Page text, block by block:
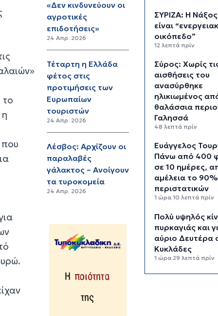
που
«Δεν κινδυνεύουν οι
αγροτικές
επιδοτήσεις»
24 Απρ. 2026
Τέταρτη η Ελλάδα
φέτος στις
προτιμήσεις των
Ευρωπαίων
τουριστών
24 Απρ. 2026
Λέσβος: Αρχίζουν οι
παραλαβές
γάλακτος – Ανοίγουν
τα τυροκομεία
24 Απρ. 2026
ΣΥΡΙΖΑ: Η
είναι
οικόπεδο”
12 λεπτά πρίν
Σύρος: Χωρίς
αισθήσεις του
ανασύρθηκε
ηλικιωμένος
θαλάσσια
Γαλησσά
48 λεπτά πρίν
Ευάγγελος
Πάνω από 400
σε 10 ημέρες,
αμέλεια το
περιστατικών
1 ώρα 10 λεπτά πρίν
Πολύ υψηλός
πυρκαγιάς και
αύριο Δευτέρα
Κυκλάδες
1 ώρα 29 λεπτά πρίν
Ασθενής